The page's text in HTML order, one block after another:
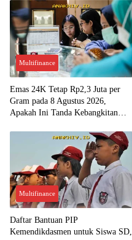
Multifinance
Emas 24K Tetap Rp2,3 Juta per
Gram pada 8 Agustus 2026,
Apakah Ini Tanda Kebangkitan
Multifinance
Daftar Bantuan PIP
Kemendikdasmen untuk Siswa SD,